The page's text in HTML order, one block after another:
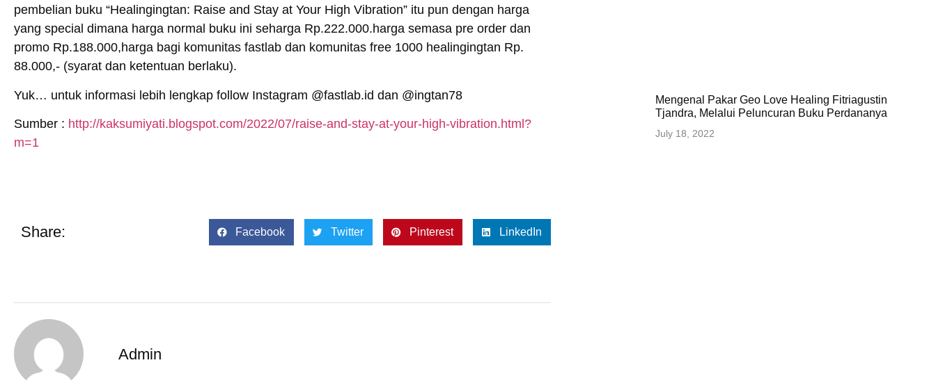
pembelian buku “Healingingtan: Raise and Stay at Your High Vibration” itu pun dengan harga
yang special dimana harga normal buku ini seharga Rp.222.000.harga semasa pre order dan
promo Rp.188.000,harga bagi komunitas fastlab dan komunitas free 1000 healingingtan Rp.
88.000,- (syarat dan ketentuan berlaku).
Yuk… untuk informasi lebih lengkap follow Instagram @fastlab.id dan @ingtan78
Sumber : http://kaksumiyati.blogspot.com/2022/07/raise-and-stay-at-your-high-vibration.html?
m=1
Share: Facebook Twitter Pinterest LinkedIn
Admin
Mengenal Pakar Geo Love Healing Fitriagustin
Tjandra, Melalui Peluncuran Buku Perdananya
July 18, 2022